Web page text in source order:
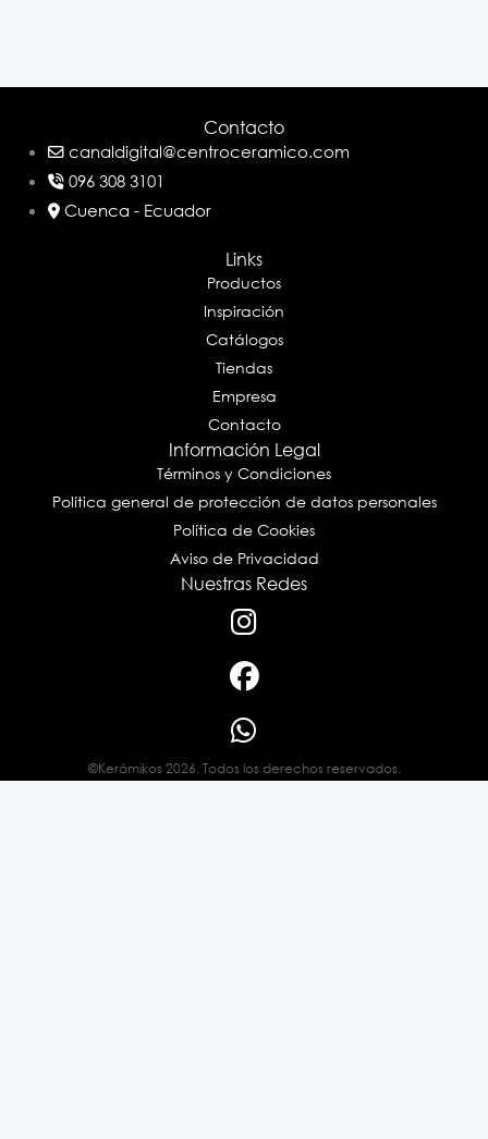
Contacto
canaldigital@centroceramico.com
096 308 3101
Cuenca - Ecuador
Links
Productos
Inspiración
Catálogos
Tiendas
Empresa
Contacto
Información Legal
Términos y Condiciones
Política general de protección de datos personales
Política de Cookies
Aviso de Privacidad
Nuestras Redes
©Kerámikos 2026. Todos los derechos reservados.